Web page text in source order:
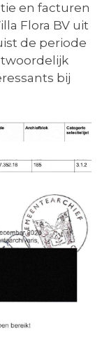
en facturen
Flora BV uit
de periode
bij